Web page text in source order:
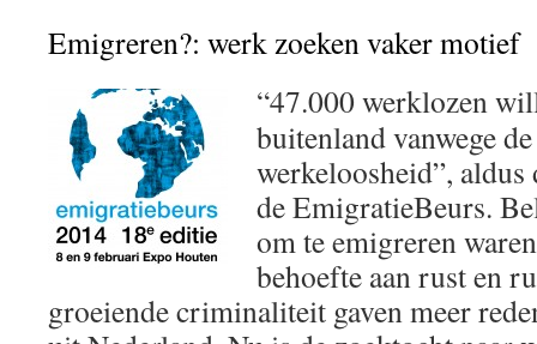
Emigreren?: werk zoeken vaker motief
“47.000 werklozen
buitenland vanwege
werkeloosheid”,
de EmigratieBeurs.
om te emigreren
behoefte aan rust en
groeiende criminaliteit gaven meer